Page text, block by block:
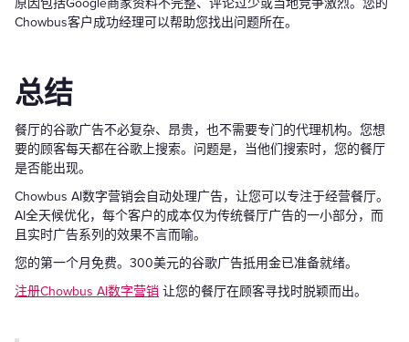
Chowbus客户成功经理可以帮助您找出问题所在。
总结
餐厅的谷歌广告不必复杂、昂贵，也不需要专门的代理机构。您想
要的顾客每天都在谷歌上搜索。问题是，当他们搜索时，您的餐厅
是否能出现。
Chowbus AI数字营销会自动处理广告，让您可以专注于经营餐厅。
AI全天候优化，每个客户的成本仅为传统餐厅广告的一小部分，而
且实时广告系列的效果不言而喻。
您的第一个月免费。300美元的谷歌广告抵用金已准备就绪。
注册Chowbus AI数字营销 让您的餐厅在顾客寻找时脱颖而出。